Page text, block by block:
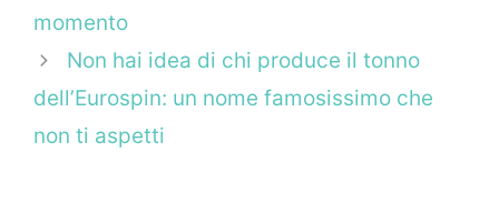
momento
Non hai idea di chi produce il tonno
dell’Eurospin: un nome famosissimo che
non ti aspetti